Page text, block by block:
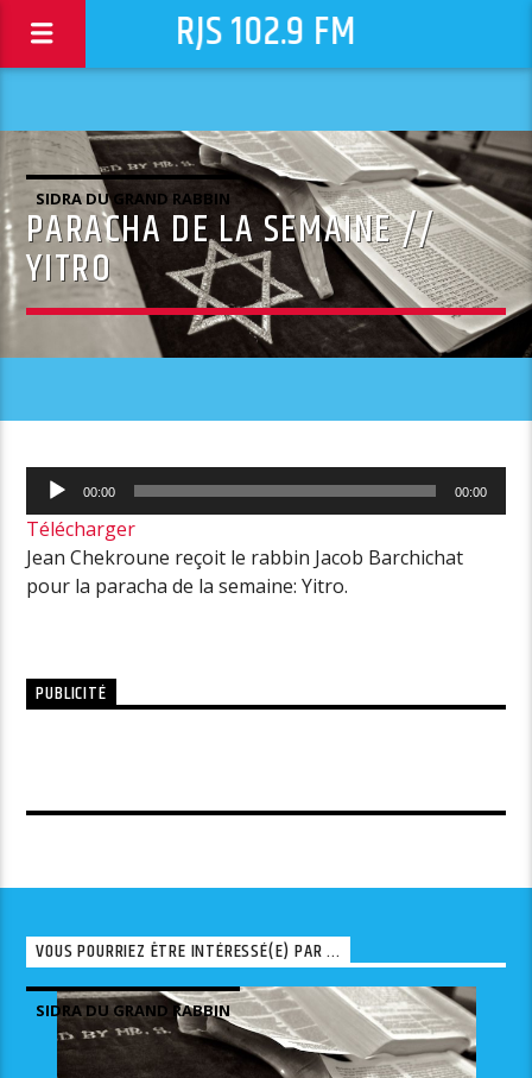
RJS 102.9 FM
SIDRA DU GRAND RABBIN
PARACHA DE LA SEMAINE //
YITRO
Lecteur
audio
00:00 00:00
Télécharger
Jean Chekroune reçoit le rabbin Jacob Barchichat
pour la paracha de la semaine: Yitro.
PUBLICITÉ
VOUS POURRIEZ ÊTRE INTÉRESSÉ(E) PAR ...
SIDRA DU GRAND RABBIN